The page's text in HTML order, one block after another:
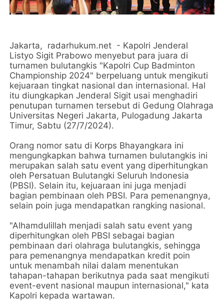
Jakarta, radarhukum.net - Kapolri Jenderal
Listyo Sigit Prabowo menyebut para juara di
turnamen bulutangkis "Kapolri Cup Badminton
Championship 2024" berpeluang untuk mengikuti
kejuaraan tingkat nasional dan internasional. Hal
itu diungkapkan Jenderal Sigit usai menghadiri
penutupan turnamen tersebut di Gedung Olahraga
Universitas Negeri Jakarta, Pulogadung Jakarta
Timur, Sabtu (27/7/2024).
Orang nomor satu di Korps Bhayangkara ini
mengungkapkan bahwa turnamen bulutangkis ini
merupakan salah satu event yang diperhitungkan
oleh Persatuan Bulutangki Seluruh Indonesia
(PBSI). Selain itu, kejuaraan ini juga menjadi
bagian pembinaan oleh PBSI. Para pemenangnya,
selain poin juga mendapatkan rangking nasional.
"Alhamdulillah menjadi salah satu event yang
diperhitungkan oleh PBSI sebagai bagian
pembinaan dari olahraga bulutangkis, sehingga
para pemenangnya mendapatkan kredit poin
untuk menambah nilai dalam menentukan
tahapan-tahapan berikutnya pada saat mengikuti
event-event nasional maupun internasional," kata
Kapolri kepada wartawan.